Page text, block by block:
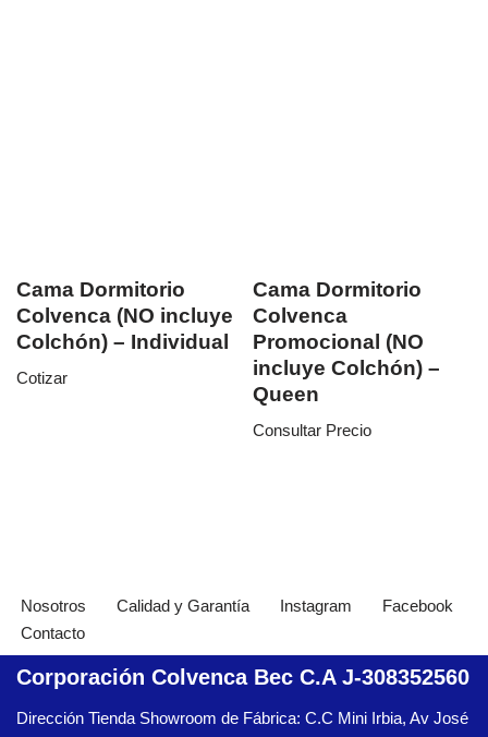
Cama Dormitorio
Colvenca (NO incluye
Colchón) – Individual
Cotizar
Cama Dormitorio
Colvenca
Promocional (NO
incluye Colchón) –
Queen
Consultar Precio
Nosotros Calidad y Garantía Instagram
Facebook
Contacto
Corporación Colvenca Bec C.A J-308352560
Dirección Tienda Showroom de Fábrica: C.C Mini Irbia, Av José